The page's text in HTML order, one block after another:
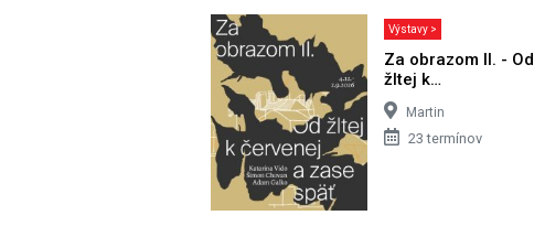
Výstavy >
Za obrazom II. - Od
žltej k…
Martin
23 termínov